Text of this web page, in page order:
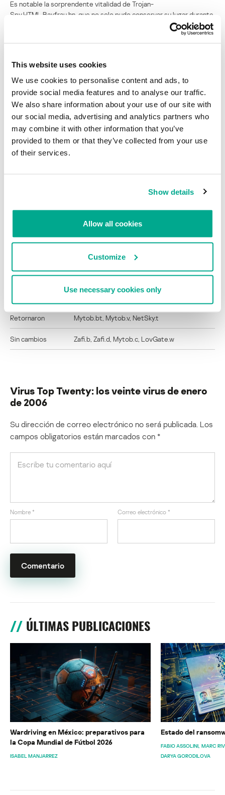
This website uses cookies
We use cookies to personalise content and ads, to
provide social media features and to analyse our traffic.
We also share information about your use of our site with
our social media, advertising and analytics partners who
may combine it with other information that you’ve
provided to them or that they’ve collected from your use
of their services.
Show details
Allow all cookies
Customize
Use necessary cookies only
Es notable la sorprendente vitalidad de Trojan-
Spy.HTML.Bayfrau.hn, que no solo pudo conservar su lugar durante
dos meses (algo admirable), sino que subió dos lugares. De esta
manera, se convirtió en el primer envío phishing que se acercó
eBay.
En su totalidad, enero fue uno de los meses más tranquilos del
último periodo, ya que no fue oscurecido por grandes epidemias
virales.
Los otros programas maliciosos presentes en el tráfico postal
ocuparon un significante (13,37%) lugar, lo que evidencia que existe
una gran cantidad de gusanos y troyanos que pertenecen a otras
Resumen:
Nuevos No hay nuevos programas maliciosos
Bayfraud.hn, NetSky.y, Mytob.x, Mytob.y
NetSky.q, Mytob.h, Sober.y, Bagle.dx
Retornaron Mytob.bt, Mytob.v, NetSky.t
Sin cambios Zafi.b, Zafi.d, Mytob.c, LovGate.w
Virus Top Twenty: los veinte virus de enero
de 2006
Su dirección de correo electrónico no será publicada. Los
campos obligatorios están marcados con *
Nombre * Correo electrónico *
ÚLTIMAS PUBLICACIONES
Wardriving en México: preparativos para
la Copa Mundial de Fútbol 2026
ISABEL MANJARREZ
Estado del
FABIO ASSOLINI MARC
DARYA GORODILOVA